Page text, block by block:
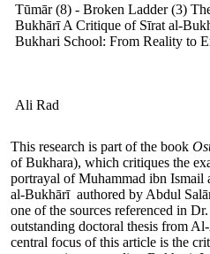
Tūmār (8) - Broken Ladder (3)
Bukhārī A Critique of Sīrat al-
Bukhari School: From Reality to
Ali Rad
This research is part of the book
of Bukhara), which critiques the
portrayal of Muhammad ibn Ismail
al-Bukhārī authored by Abdul
one of the sources referenced in
outstanding doctoral thesis from
central focus of this article is the